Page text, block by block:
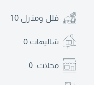
فلل ومنازل 10
شاليهات 0
محلات 0